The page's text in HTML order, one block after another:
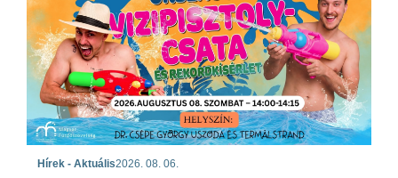
Hírek - Aktuális2026. 08. 06.